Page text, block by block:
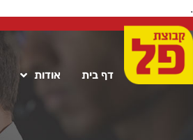
.
דף בית אודות